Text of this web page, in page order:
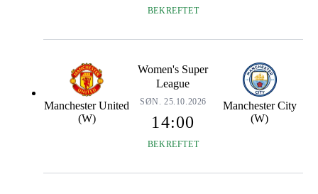
BEKREFTET
Manchester United
(W)
Women's Super
League
SØN. 25.10.2026
14:00
BEKREFTET
Manchester City
(W)